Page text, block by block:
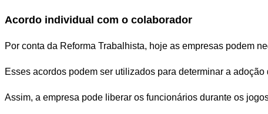
Acordo individual com o colaborador
Por conta da Reforma Trabalhista, hoje as empresas podem
Esses acordos podem ser utilizados para determinar a
Assim, a empresa pode liberar os funcionários durante os